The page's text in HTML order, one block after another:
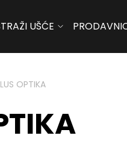
UŠĆE
OPTIKA